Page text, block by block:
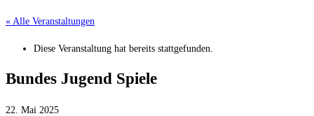
« Alle Veranstaltungen
Diese Veranstaltung hat bereits stattgefunden.
Bundes Jugend Spiele
22. Mai 2025